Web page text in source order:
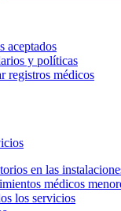
aceptados
y políticas
registros médicos
en las
médicos
los servicios